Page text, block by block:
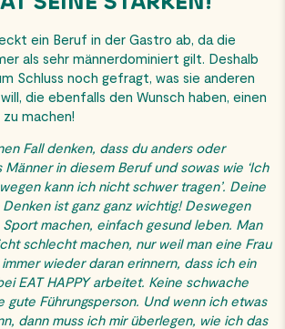
ein Beruf in der Gastro ab, da die
als sehr männerdominiert gilt. Deshalb
Schluss noch gefragt, was sie anderen
die ebenfalls den Wunsch haben, einen
machen!
Fall denken, dass du anders oder
in diesem Beruf und sowas wie ‘Ich
kann ich nicht schwer tragen’. Deine
ist ganz ganz wichtig! Deswegen
Sport machen, einfach gesund leben. Man
schlecht machen, nur weil man eine Frau
wieder daran erinnern, dass ich ein
EAT HAPPY arbeitet. Keine schwache
gute Führungsperson. Und wenn ich etwas
dann muss ich mir überlegen, wie ich das